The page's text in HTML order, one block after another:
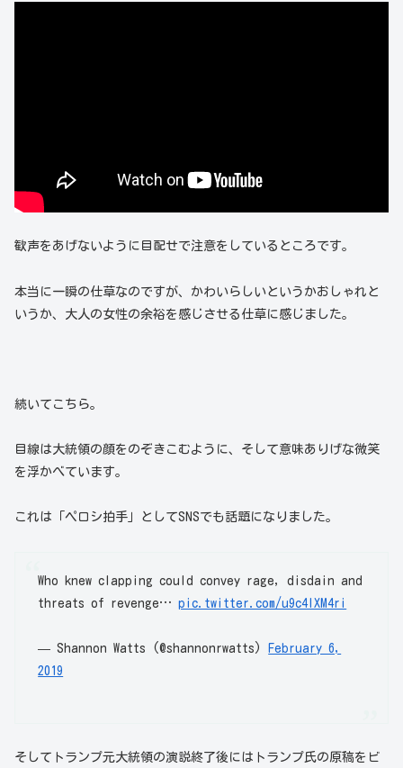
歓声をあげないように目配せで注意をしているところです。
本当に一瞬の仕草なのですが、かわいらしいというかおしゃれと
いうか、大人の女性の余裕を感じさせる仕草に感じました。
続いてこちら。
目線は大統領の顔をのぞきこむように、そして意味ありげな微笑
を浮かべています。
これは「ペロシ拍手」としてSNSでも話題になりました。
Who knew clapping could convey rage, disdain and
threats of revenge…pic.twitter.com/u9c4lXM4ri
— Shannon Watts (@shannonrwatts)
February 6,
2019
そしてトランプ元大統領の演説終了後にはトランプ氏の原稿をビ